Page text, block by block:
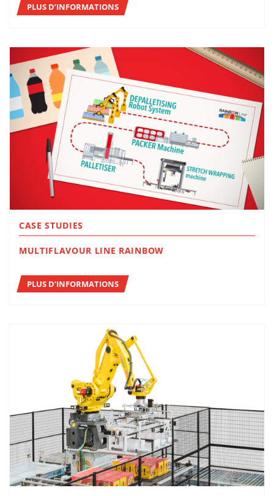
PLUS D’INFORMATIONS
CASE STUDIES
MULTIFLAVOUR LINE RAINBOW
PLUS D’INFORMATIONS